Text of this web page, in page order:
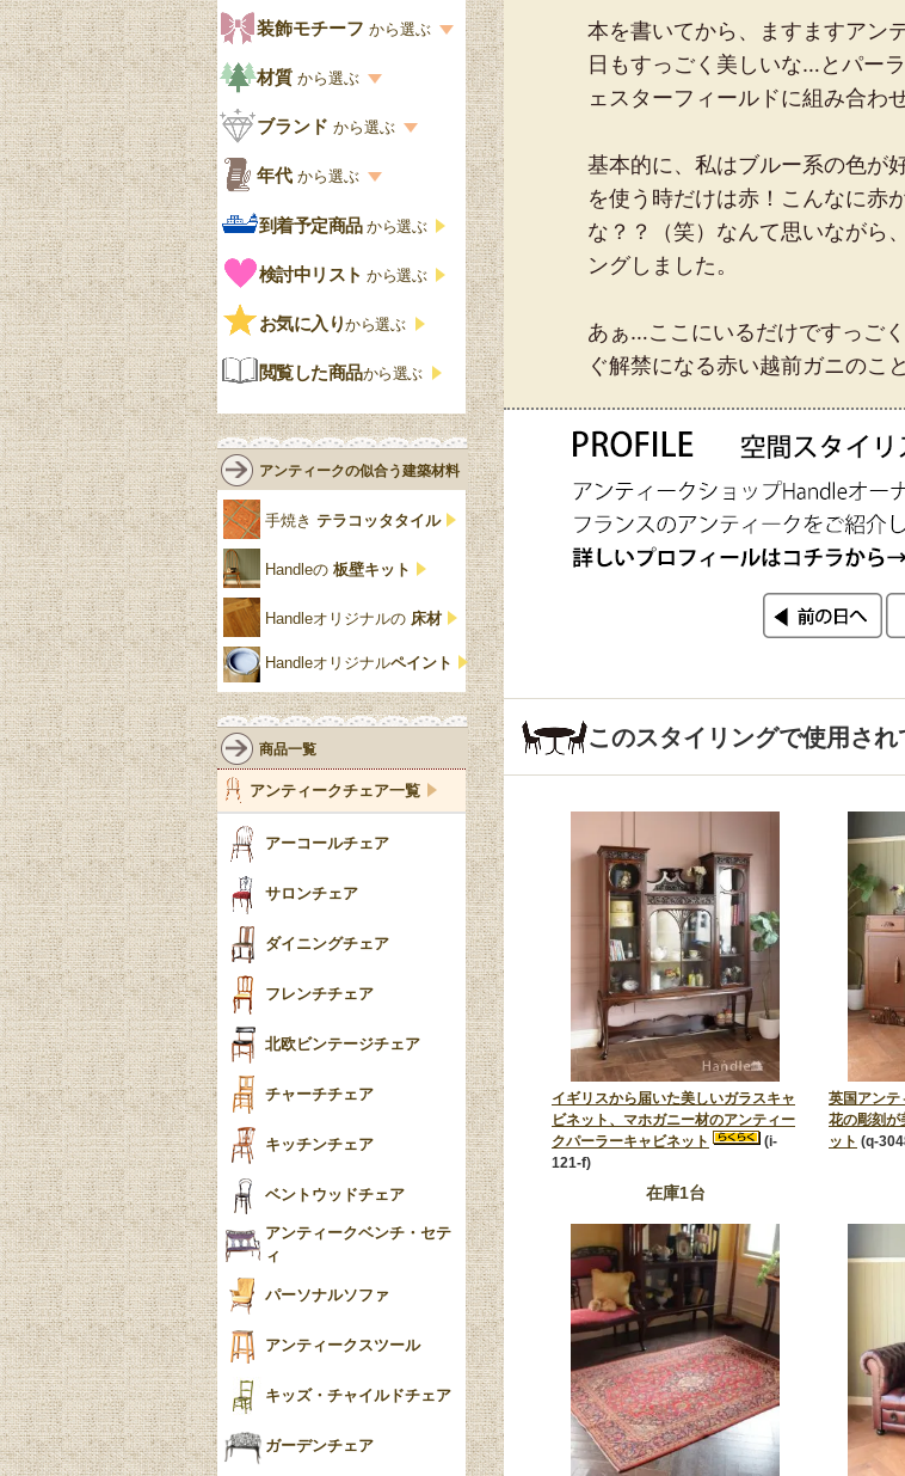
本を書いてから、ますますアン
日もすっごく美しいな…とパー
ェスターフィールドに組み合わ
基本的に、私はブルー系の色が
を使う時だけは赤！こんなに赤
な？？（笑）なんて思いながら
ングしました。
あぁ…ここにいるだけですっご
ぐ解禁になる赤い越前ガニのこ
このスタイリングで使用さ
イギリスから届いた美しいガラスキャ
ビネット、マホガニー材のアンティー
クパーラーキャビネット
(i-
121-f)
在庫1台
英国アンテ
花の彫刻が
ット (q-
食器棚おしゃれ
ェア
洋服タンス
チェストおしゃれ
クローゼット
鏡台
花台
仏壇おしゃれ
靴箱収納
スリッパ収納
パーテーション・間
仕切り
ガーデンファニチャ
ー
ミラー
花瓶おしゃれ
陶器の人形
キャンドルホルダー
英国クラシック
式
エリザベス様式
ジャコビアン
ロココ様式
ミッドセンチュリー
アールデコ
カスタード色
アップルパイ色
白・ホワイト
黒・ブラック
細工・技法の一覧
象嵌・マーケットリー
寄木・パーケットリー
装飾モチーフ から選ぶ
模様の一覧
ペディメント
コーニス
グ
ストラップワーク
雷文
ビーディング
リネンフォールド
ルネット
アカンサス
パイクラスト
脚のモチーフ一覧
ターニングレッグ
バルボスレッグ
ボビンターニング
ツイスト
トライポッド
バラスター
陶磁器の模様一覧
イマリ（IMARI）
ブルー＆ホワイト
材質 から選ぶ
材質の一覧
オーク材
マホガニー
ローズウッド材
サテンウッド材
ブランド から選ぶ
ブランド一覧
Handleオリジナル
ウィリアムモリス
ロイドルーム
コントワールドファミー
ユ
ジェニファーテイラー
チェスターフィールド
リリパットレーン
アングルポイズ
ウォーカー＆ホール
年代 から選ぶ
年代別の一覧
アンティーク
ビンテージ
到着予定商品から選ぶ
検討中リスト から選ぶ
お気に入りから選ぶ
閲覧した商品から選ぶ
アンティークの似合う建築材料
手焼き テラコッタタイル
Handleの 板壁キット
Handleオリジナルの 床材
Handleオリジナルペイント
商品一覧
アンティークチェア一覧
アーコールチェア
サロンチェア
ダイニングチェア
フレンチチェア
北欧ビンテージチェア
チャーチチェア
キッチンチェア
ベントウッドチェア
アンティークベンチ・セテ
ィ
パーソナルソファ
アンティークスツール
キッズ・チャイルドチェア
ガーデンチェア